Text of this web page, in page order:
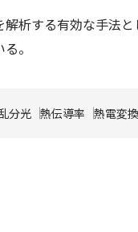
析する有効な手法
。
分光 熱伝導率 熱電変換